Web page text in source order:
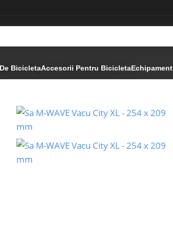
BicicletaAccesorii Pentru Bicicleta
Vacu City XL – 254 x 209 mm